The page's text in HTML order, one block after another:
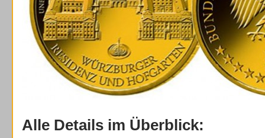
Alle Details im Überblick: